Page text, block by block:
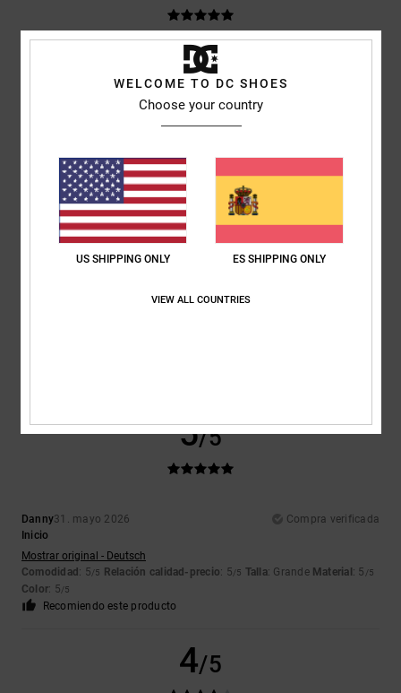
Unas zapatillas muy bonitas
Mostrar original - Deutsch
5
5/5
Danny31. mayo 2026
Compra verificada
Inicio
Mostrar original - Deutsch
Comodidad : 5/5 Relación calidad-precio: 5/5 Talla: Grande Material : 5 /5
Color: 5/5
Recomiendo este producto
4/5
WELCOME TO DC SHOES
Choose your country
US SHIPPING ONLY ES SHIPPING ONLY
VIEW ALL COUNTRIES